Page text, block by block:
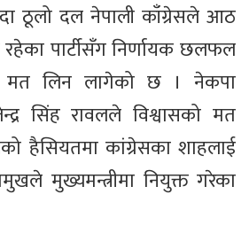
ठूलो दल नेपाली काँग्रेसले आठ
रहेका पार्टीसँग निर्णायक छलफल
मत लिन लागेको छ । नेकपा
सिंह रावलले विश्वासको मत
हैसियतमा कांग्रेसका शाहलाई
मुख्यमन्त्रीमा नियुक्त गरेका